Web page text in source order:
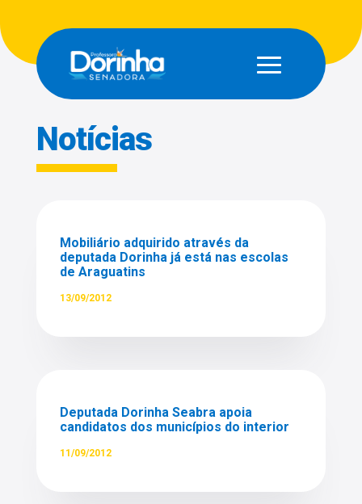
Notícias
Mobiliário adquirido através da
deputada Dorinha já está nas escolas
de Araguatins
13/09/2012
Deputada Dorinha Seabra apoia
candidatos dos municípios do interior
11/09/2012